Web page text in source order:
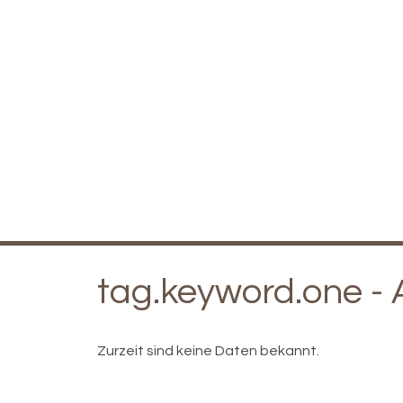
tag.keyword.one -
Zurzeit sind keine Daten bekannt.